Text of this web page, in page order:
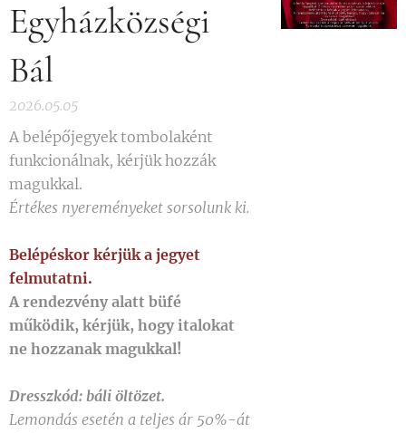
Egyházközségi
Bál
2026.05.05
A belépőjegyek tombolaként
funkcionálnak, kérjük hozzák
magukkal.
Értékes nyereményeket sorsolunk ki.
Belépéskor kérjük a jegyet
felmutatni.
A rendezvény alatt büfé
működik, kérjük, hogy italokat
ne hozzanak magukkal!
Dresszkód: báli öltözet.
Lemondás esetén a teljes ár 50%-át